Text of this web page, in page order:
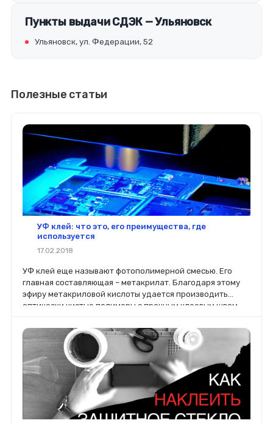
Пункты выдачи СДЭК — Ульяновск
Ульяновск, ул. Федерации, 52
Полезные статьи
УФ клей: что это, его преимущества, где
используется
17.02.2018
УФ клей еще называют фотополимерной смесью. Его
главная составляющая – метакрилат. Благодаря этому
эфиру метакриловой кислоты удается производить
оптически чистые полимеры с прочным клеевым швом,